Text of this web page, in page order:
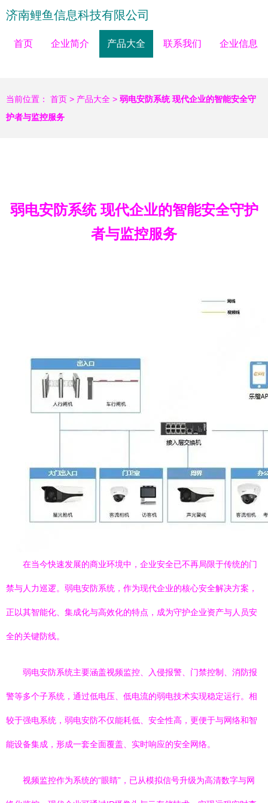
济南鲤鱼信息科技有限公司
首页 企业简介 产品大全 联系我们 企业信息
当前位置： 首页 > 产品大全 > 弱电安防系统 现代企业的智能安全守
护者与监控服务
弱电安防系统 现代企业的智能安全守护
者与监控服务
在当今快速发展的商业环境中，企业安全已不再局限于传统的门
禁与人力巡逻。弱电安防系统，作为现代企业的核心安全解决方案，
正以其智能化、集成化与高效化的特点，成为守护企业资产与人员安
全的关键防线。
弱电安防系统主要涵盖视频监控、入侵报警、门禁控制、消防报
警等多个子系统，通过低电压、低电流的弱电技术实现稳定运行。相
较于强电系统，弱电安防不仅能耗低、安全性高，更便于与网络和智
能设备集成，形成一套全面覆盖、实时响应的安全网络。
视频监控作为系统的“眼睛”，已从模拟信号升级为高清数字与网